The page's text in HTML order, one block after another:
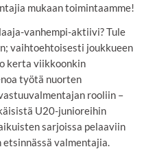
mukaan toimintaamme!
vanhempi-aktiivi? Tule
vaihtoehtoisesti joukkueen
kerta viikkoonkin
työtä nuorten
rooliin –
U20-junioreihin
sarjoissa pelaaviin
valmentajia.